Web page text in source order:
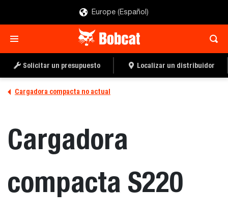
Europe (Español)
Solicitar un presupuesto Localizar un distribuidor
Cargadora compacta no actual
Cargadora
compacta S220